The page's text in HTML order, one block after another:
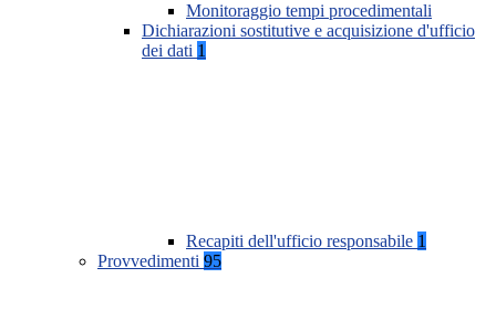
Monitoraggio tempi procedimentali
Dichiarazioni sostitutive e acquisizione d'ufficio
dei dati 1
Recapiti dell'ufficio responsabile 1
Provvedimenti 95